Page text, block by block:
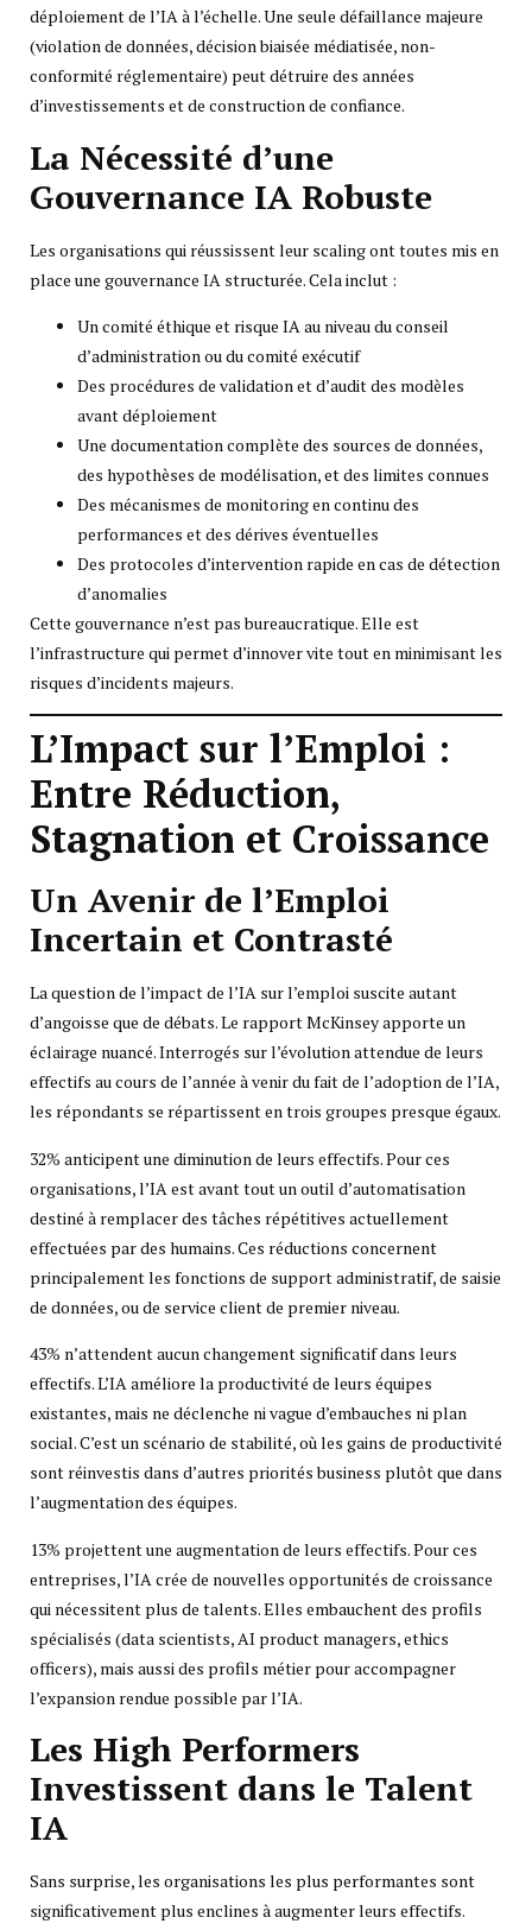
déploiement de l’IA à l’échelle. Une seule défaillance majeure
(violation de données, décision biaisée médiatisée, non-
conformité réglementaire) peut détruire des années
d’investissements et de construction de confiance.
La Nécessité d’une
Gouvernance IA Robuste
Les organisations qui réussissent leur scaling ont toutes mis en
place une gouvernance IA structurée. Cela inclut :
Un comité éthique et risque IA au niveau du conseil
d’administration ou du comité exécutif
Des procédures de validation et d’audit des modèles
avant déploiement
Une documentation complète des sources de données,
des hypothèses de modélisation, et des limites connues
Des mécanismes de monitoring en continu des
performances et des dérives éventuelles
Des protocoles d’intervention rapide en cas de détection
d’anomalies
Cette gouvernance n’est pas bureaucratique. Elle est
l’infrastructure qui permet d’innover vite tout en minimisant les
risques d’incidents majeurs.
L’Impact sur l’Emploi :
Entre Réduction,
Stagnation et Croissance
Un Avenir de l’Emploi
Incertain et Contrasté
La question de l’impact de l’IA sur l’emploi suscite autant
d’angoisse que de débats. Le rapport McKinsey apporte un
éclairage nuancé. Interrogés sur l’évolution attendue de leurs
effectifs au cours de l’année à venir du fait de l’adoption de l’IA,
les répondants se répartissent en trois groupes presque égaux.
32% anticipent une diminution de leurs effectifs. Pour ces
organisations, l’IA est avant tout un outil d’automatisation
destiné à remplacer des tâches répétitives actuellement
effectuées par des humains. Ces réductions concernent
principalement les fonctions de support administratif, de saisie
de données, ou de service client de premier niveau.
43% n’attendent aucun changement significatif dans leurs
effectifs. L’IA améliore la productivité de leurs équipes
existantes, mais ne déclenche ni vague d’embauches ni plan
social. C’est un scénario de stabilité, où les gains de productivité
sont réinvestis dans d’autres priorités business plutôt que dans
l’augmentation des équipes.
13% projettent une augmentation de leurs effectifs. Pour ces
entreprises, l’IA crée de nouvelles opportunités de croissance
qui nécessitent plus de talents. Elles embauchent des profils
spécialisés (data scientists, AI product managers, ethics
officers), mais aussi des profils métier pour accompagner
l’expansion rendue possible par l’IA.
Les High Performers
Investissent dans le Talent
IA
Sans surprise, les organisations les plus performantes sont
significativement plus enclines à augmenter leurs effectifs.